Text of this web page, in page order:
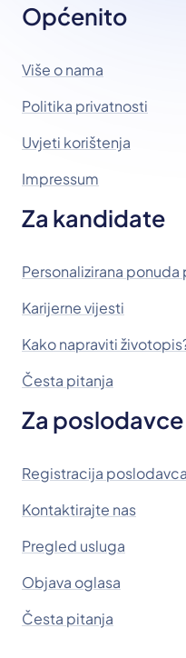
Općenito
Više o nama
Politika privatnosti
Uvjeti korištenja
Impressum
Za kandidate
Personalizirana ponuda
Karijerne vijesti
Kako napraviti
Česta pitanja
Za poslodavce
Registracija poslodavca
Kontaktirajte nas
Pregled usluga
Objava oglasa
Česta pitanja